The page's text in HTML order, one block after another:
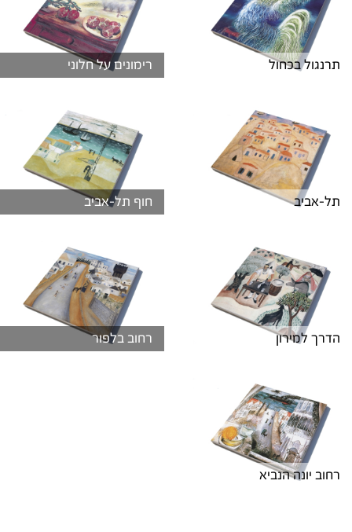
תרנגול בכחול רימונים על חלוני
תל-אביב חוף תל-אביב
הדרך למירון רחוב בלפור
רחוב יונה הנביא